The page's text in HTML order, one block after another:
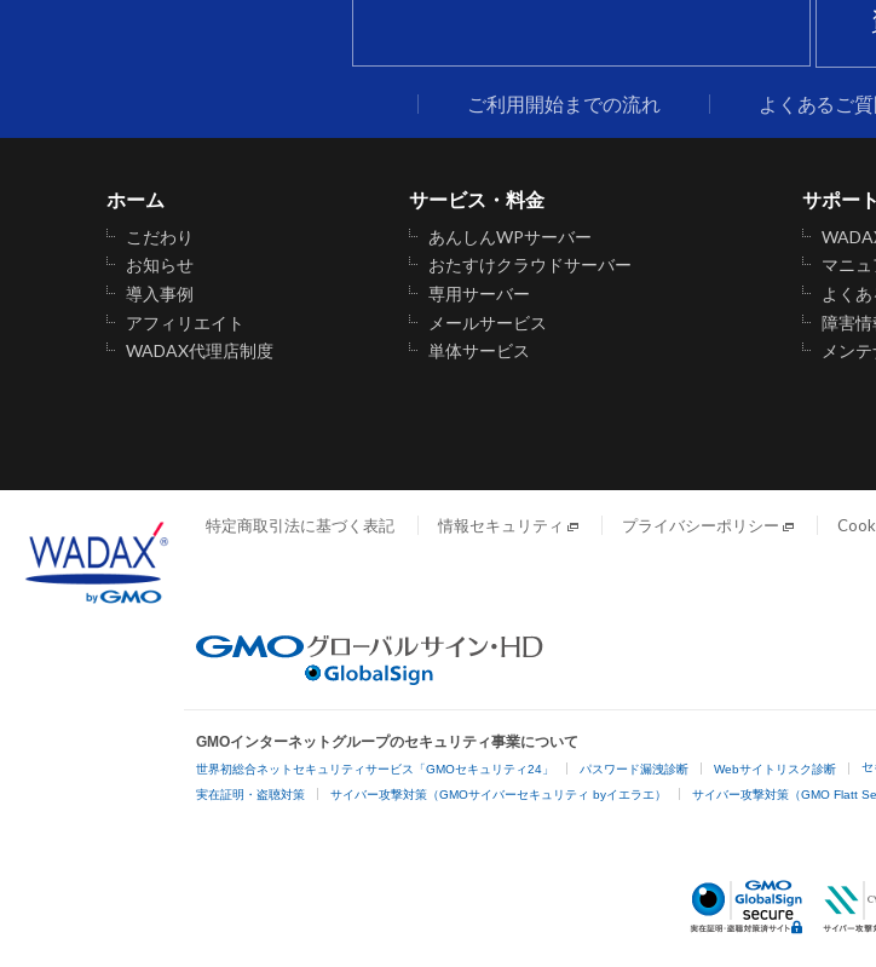
ご利用開始までの流れ よくあるご
ホーム
こだわり
お知らせ
導入事例
アフィリエイト
WADAX代理店制度
サービス・料金
あんしんWPサーバー
おたすけクラウドサーバー
専用サーバー
メールサービス
単体サービス
サポー
マニ
よく
障害情
メン
特定商取引法に基づく表記 情報セキュリティ プライバシーポリシー
GMOインターネットグループのセキュリティ事業について
世界初総合ネットセキュリティサービス「GMOセキュリティ24」 パスワード漏洩診断 Webサイトリスク診断 セ
実在証明・盗聴対策 サイバー攻撃対策（GMOサイバーセキュリティ byイエラエ） サイバー攻撃対策（GMO Flatt